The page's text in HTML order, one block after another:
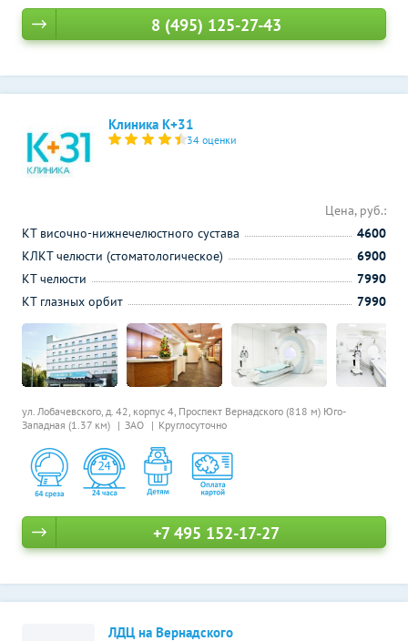
8 (495) 125-27-43
Клиника К+31
34 оценки
ул. Лобачевского, д. 42, корпус 4, Проспект Вернадского (818 м) Юго-
Западная (1.37 км)
ЗАО Круглосуточно
Цена, руб.:
КТ височно-нижнечелюстного сустава
4600
КЛКТ челюсти (стоматологическое)
6900
КТ челюсти
7990
КТ глазных орбит
7990
+7 495 152-17-27
ЛДЦ на Вернадского